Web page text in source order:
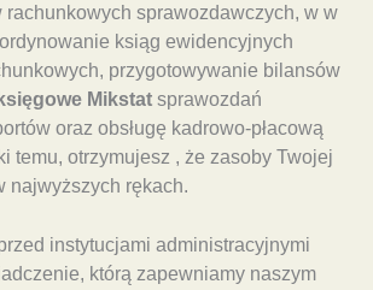
rachunkowych sprawozdawczych, w w
ksiąg ewidencyjnych
przygotowywanie bilansów
Mikstat sprawozdań
oraz obsługę kadrowo-płacową
temu, otrzymujesz , że zasoby Twojej
najwyższych rękach.
instytucjami administracyjnymi
którą zapewniamy naszym